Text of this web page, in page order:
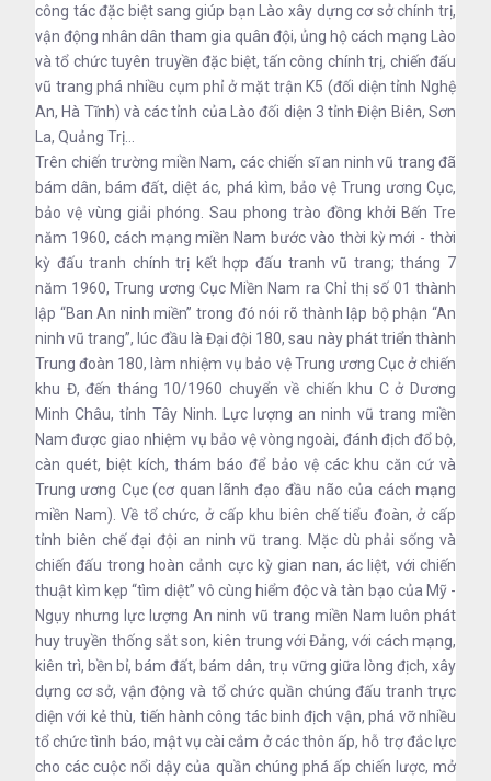
công tác đặc biệt sang giúp bạn Lào xây dựng cơ sở chính trị,
vận động nhân dân tham gia quân đội, ủng hộ cách mạng Lào
và tổ chức tuyên truyền đặc biệt, tấn công chính trị, chiến đấu
vũ trang phá nhiều cụm phỉ ở mặt trận K5 (đối diện tỉnh Nghệ
An, Hà Tĩnh) và các tỉnh của Lào đối diện 3 tỉnh Điện Biên, Sơn
La, Quảng Trị...
Trên chiến trường miền Nam, các chiến sĩ an ninh vũ trang đã
bám dân, bám đất, diệt ác, phá kìm, bảo vệ Trung ương Cục,
bảo vệ vùng giải phóng. Sau phong trào đồng khởi Bến Tre
năm 1960, cách mạng miền Nam bước vào thời kỳ mới - thời
kỳ đấu tranh chính trị kết hợp đấu tranh vũ trang; tháng 7
năm 1960, Trung ương Cục Miền Nam ra Chỉ thị số 01 thành
lập “Ban An ninh miền” trong đó nói rõ thành lập bộ phận “An
ninh vũ trang”, lúc đầu là Đại đội 180, sau này phát triển thành
Trung đoàn 180, làm nhiệm vụ bảo vệ Trung ương Cục ở chiến
khu Đ, đến tháng 10/1960 chuyển về chiến khu C ở Dương
Minh Châu, tỉnh Tây Ninh. Lực lượng an ninh vũ trang miền
Nam được giao nhiệm vụ bảo vệ vòng ngoài, đánh địch đổ bộ,
càn quét, biệt kích, thám báo để bảo vệ các khu căn cứ và
Trung ương Cục (cơ quan lãnh đạo đầu não của cách mạng
miền Nam). Về tổ chức, ở cấp khu biên chế tiểu đoàn, ở cấp
tỉnh biên chế đại đội an ninh vũ trang. Mặc dù phải sống và
chiến đấu trong hoàn cảnh cực kỳ gian nan, ác liệt, với chiến
thuật kìm kẹp “tìm diệt” vô cùng hiểm độc và tàn bạo của Mỹ -
Ngụy nhưng lực lượng An ninh vũ trang miền Nam luôn phát
huy truyền thống sắt son, kiên trung với Đảng, với cách mạng,
kiên trì, bền bỉ, bám đất, bám dân, trụ vững giữa lòng địch, xây
dựng cơ sở, vận động và tổ chức quần chúng đấu tranh trực
diện với kẻ thù, tiến hành công tác binh địch vận, phá vỡ nhiều
tổ chức tình báo, mật vụ cài cắm ở các thôn ấp, hỗ trợ đắc lực
cho các cuộc nổi dậy của quần chúng phá ấp chiến lược, mở